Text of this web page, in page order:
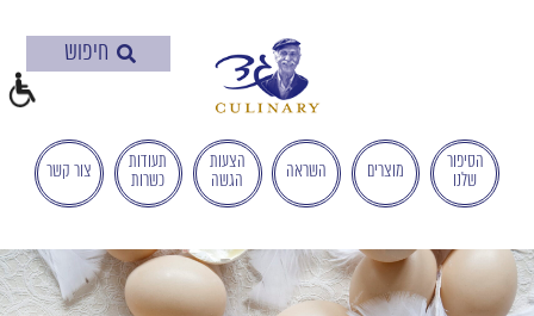
הישראלי
לְהַנְגָּשָׁת
אָתָרִים".
הַמְּסַיַּעַת
לִנְגִישׁוּת
הָאֲתָר.
הסיפור
שלנו
מוצרים השראה
הצעות
הגשה
תעודות
כשרות
צור קשר